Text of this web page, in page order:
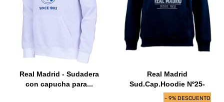
Real Madrid - Sudadera
con capucha para...
- 9% DESCUENTO
Real Madrid
Sud.Cap.Hoodie Nº25-
TALLA...